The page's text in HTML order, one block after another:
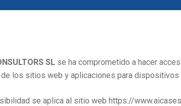
SL se ha comprometido a hacer
los sitios web y aplicaciones para
se aplica al sitio web https://